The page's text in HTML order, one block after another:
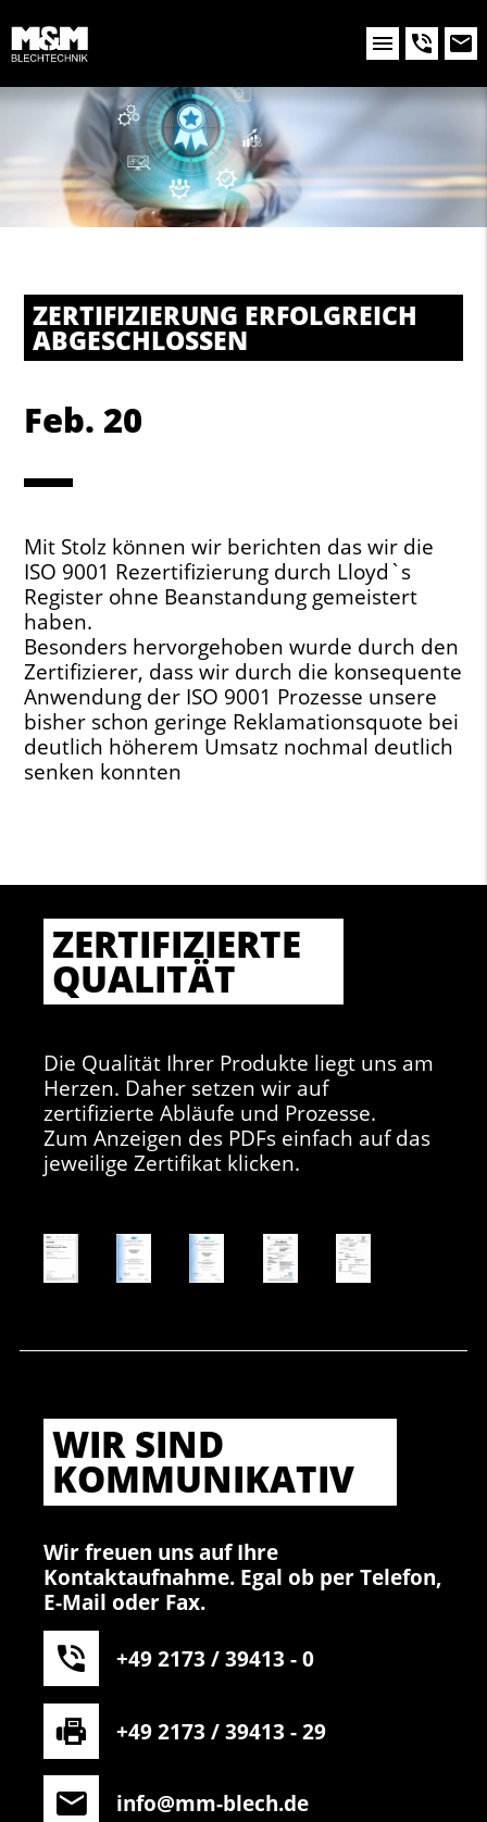
ZERTIFIZIERUNG ERFOLGREICH
ABGESCHLOSSEN
Feb. 20
Mit Stolz können wir berichten das wir die
ISO 9001 Rezertifizierung durch Lloyd`s
Register ohne Beanstandung gemeistert
haben.
Besonders hervorgehoben wurde durch den
Zertifizierer, dass wir durch die konsequente
Anwendung der ISO 9001 Prozesse unsere
bisher schon geringe Reklamationsquote bei
deutlich höherem Umsatz nochmal deutlich
senken konnten
ZERTIFIZIERTE
QUALITÄT
Die Qualität Ihrer Produkte liegt uns am
Herzen. Daher setzen wir auf
zertifizierte Abläufe und Prozesse.
Zum Anzeigen des PDFs einfach auf das
jeweilige Zertifikat klicken.
WIR SIND
KOMMUNIKATIV
Wir freuen uns auf Ihre
Kontaktaufnahme. Egal ob per Telefon,
E-Mail oder Fax.
+49 2173 / 39413 - 0
+49 2173 / 39413 - 29
info@mm-blech.de